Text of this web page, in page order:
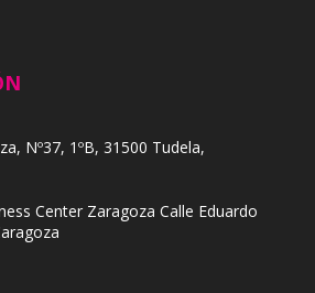
Nº37, 1ºB, 31500 Tudela,
Center Zaragoza Calle Eduardo